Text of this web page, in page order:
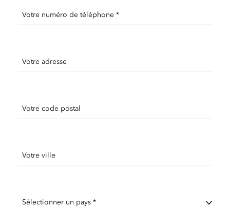
Votre numéro de téléphone *
Votre adresse
Votre code postal
Votre ville
Sélectionner un pays *